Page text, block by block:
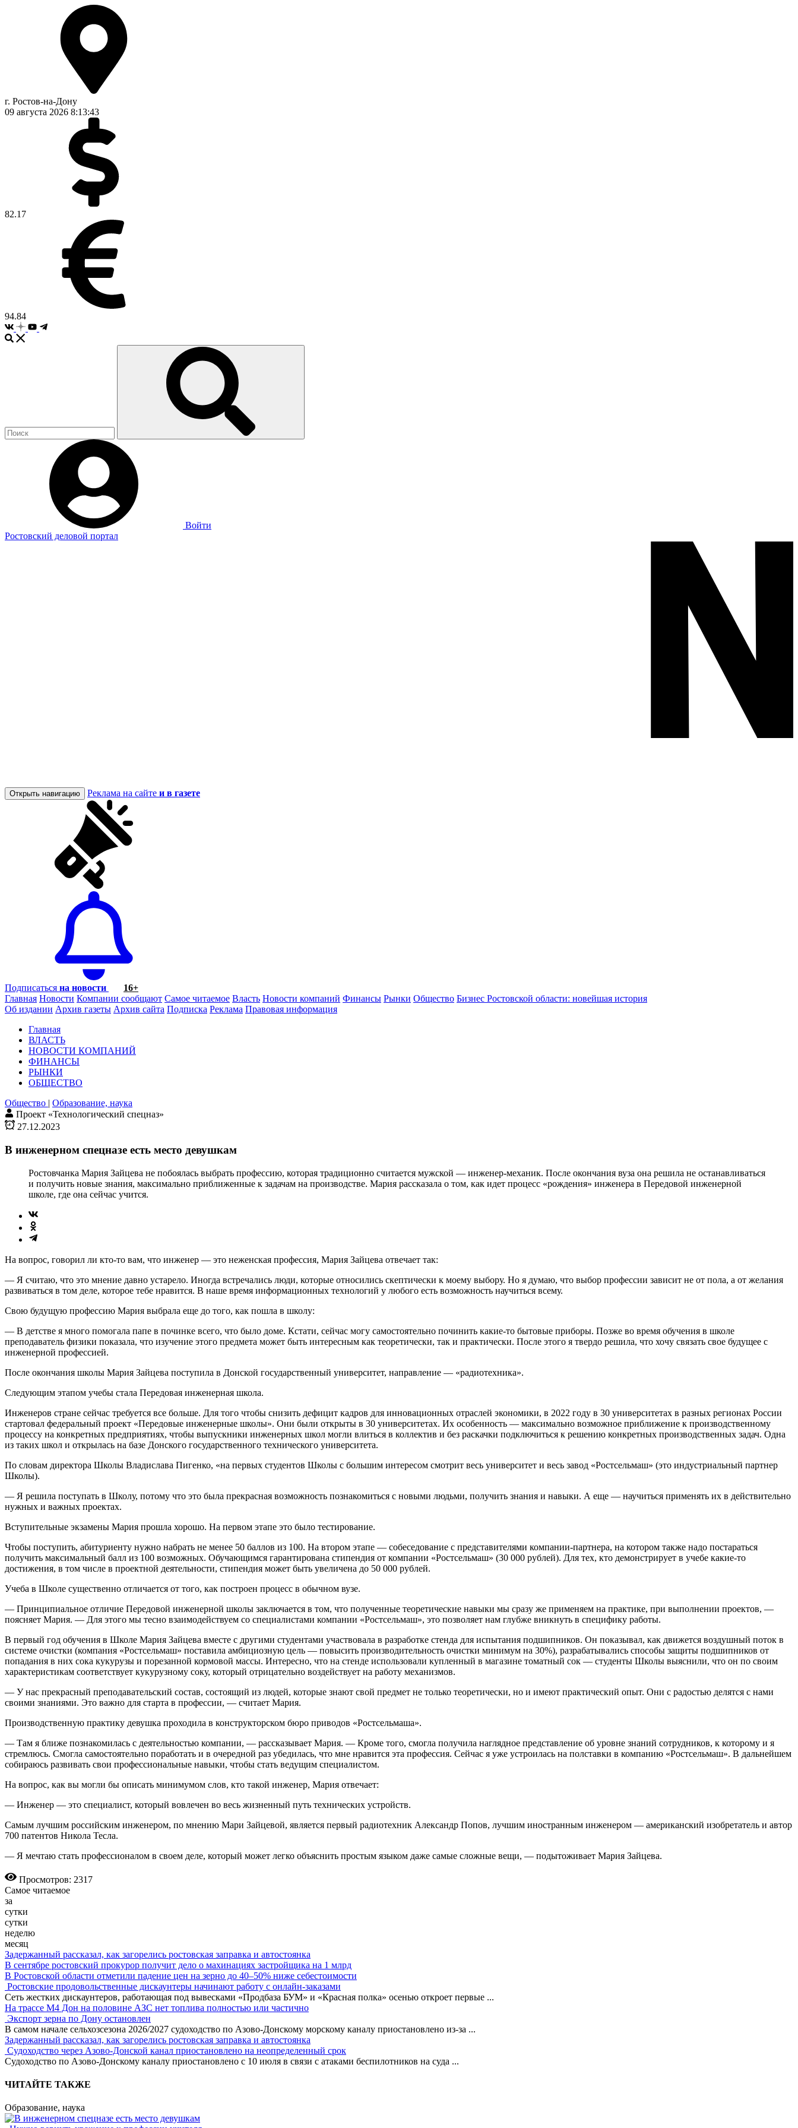
г. Ростов-на-Дону
09 августа 2026 8:13:44
82.17
94.84
Войти
Ростовский деловой портал
Открыть навигацию Реклама на сайте и в газете
Подписаться на новости
16+
Главная Новости Компании сообщают Самое читаемое Власть Новости компаний Финансы Рынки Общество Бизнес Ростовской области: новейшая история
Об издании Архив газеты Архив сайта Подписка Реклама Правовая информация
Главная
ВЛАСТЬ
НОВОСТИ КОМПАНИЙ
ФИНАНСЫ
РЫНКИ
ОБЩЕСТВО
Общество | Образование, наука
Проект «Технологический спецназ»
27.12.2023
В инженерном спецназе есть место девушкам
Ростовчанка Мария Зайцева не побоялась выбрать профессию, которая традиционно считается мужской — инженер-механик. После окончания вуза она решила не останавливаться
и получить новые знания, максимально приближенные к задачам на производстве. Мария рассказала о том, как идет процесс «рождения» инженера в Передовой инженерной
школе, где она сейчас учится.
На вопрос, говорил ли кто-то вам, что инженер — это неженская профессия, Мария Зайцева отвечает так:
— Я считаю, что это мнение давно устарело. Иногда встречались люди, которые относились скептически к моему выбору. Но я думаю, что выбор профессии зависит не от пола, а от желания
развиваться в том деле, которое тебе нравится. В наше время информационных технологий у любого есть возможность научиться всему.
Свою будущую профессию Мария выбрала еще до того, как пошла в школу:
— В детстве я много помогала папе в починке всего, что было доме. Кстати, сейчас могу самостоятельно починить какие-то бытовые приборы. Позже во время обучения в школе
преподаватель физики показала, что изучение этого предмета может быть интересным как теоретически, так и практически. После этого я твердо решила, что хочу связать свое будущее с
инженерной профессией.
После окончания школы Мария Зайцева поступила в Донской государственный университет, направление — «радиотехника».
Следующим этапом учебы стала Передовая инженерная школа.
Инженеров стране сейчас требуется все больше. Для того чтобы снизить дефицит кадров для инновационных отраслей экономики, в 2022 году в 30 университетах в разных регионах России
стартовал федеральный проект «Передовые инженерные школы». Они были открыты в 30 университетах. Их особенность — максимально возможное приближение к производственному
процессу на конкретных предприятиях, чтобы выпускники инженерных школ могли влиться в коллектив и без раскачки подключиться к решению конкретных производственных задач. Одна
из таких школ и открылась на базе Донского государственного технического университета.
По словам директора Школы Владислава Пигенко, «на первых студентов Школы с большим интересом смотрит весь университет и весь завод «Ростсельмаш» (это индустриальный партнер
Школы).
— Я решила поступать в Школу, потому что это была прекрасная возможность познакомиться с новыми людьми, получить знания и навыки. А еще — научиться применять их в действительно
нужных и важных проектах.
Вступительные экзамены Мария прошла хорошо. На первом этапе это было тестирование.
Чтобы поступить, абитуриенту нужно набрать не менее 50 баллов из 100. На втором этапе — собеседование с представителями компании-партнера, на котором также надо постараться
получить максимальный балл из 100 возможных. Обучающимся гарантирована стипендия от компании «Ростсельмаш» (30 000 рублей). Для тех, кто демонстрирует в учебе какие-то
достижения, в том числе в проектной деятельности, стипендия может быть увеличена до 50 000 рублей.
Учеба в Школе существенно отличается от того, как построен процесс в обычном вузе.
— Принципиальное отличие Передовой инженерной школы заключается в том, что полученные теоретические навыки мы сразу же применяем на практике, при выполнении проектов, —
поясняет Мария. — Для этого мы тесно взаимодействуем со специалистами компании «Ростсельмаш», это позволяет нам глубже вникнуть в специфику работы.
В первый год обучения в Школе Мария Зайцева вместе с другими студентами участвовала в разработке стенда для испытания подшипников. Он показывал, как движется воздушный поток в
системе очистки (компания «Ростсельмаш» поставила амбициозную цель — повысить производительность очистки минимум на 30%), разрабатывались способы защиты подшипников от
попадания в них сока кукурузы и порезанной кормовой массы. Интересно, что на стенде использовали купленный в магазине томатный сок — студенты Школы выяснили, что он по своим
характеристикам соответствует кукурузному соку, который отрицательно воздействует на работу механизмов.
— У нас прекрасный преподавательский состав, состоящий из людей, которые знают свой предмет не только теоретически, но и имеют практический опыт. Они с радостью делятся с нами
своими знаниями. Это важно для старта в профессии, — считает Мария.
Производственную практику девушка проходила в конструкторском бюро приводов «Ростсельмаша».
— Там я ближе познакомилась с деятельностью компании, — рассказывает Мария. — Кроме того, смогла получила наглядное представление об уровне знаний сотрудников, к которому и я
стремлюсь. Смогла самостоятельно поработать и в очередной раз убедилась, что мне нравится эта профессия. Сейчас я уже устроилась на полставки в компанию «Ростсельмаш». В дальнейшем
собираюсь развивать свои профессиональные навыки, чтобы стать ведущим специалистом.
На вопрос, как вы могли бы описать минимумом слов, кто такой инженер, Мария отвечает:
— Инженер — это специалист, который вовлечен во весь жизненный путь технических устройств.
Самым лучшим российским инженером, по мнению Мари Зайцевой, является первый радиотехник Александр Попов, лучшим иностранным инженером — американский изобретатель и автор
700 патентов Никола Тесла.
— Я мечтаю стать профессионалом в своем деле, который может легко объяснить простым языком даже самые сложные вещи, — подытоживает Мария Зайцева.
Просмотров: 2317
Самое читаемое
за
сутки
сутки
неделю
месяц
Задержанный рассказал, как загорелись ростовская заправка и автостоянка
В сентябре ростовский прокурор получит дело о махинациях застройщика на 1 млрд
В Ростовской области отметили падение цен на зерно до 40–50% ниже себестоимости
Ростовские продовольственные дискаунтеры начинают работу с онлайн-заказами
Сеть жестких дискаунтеров, работающая под вывесками «Продбаза БУМ» и «Красная полка» осенью откроет первые ...
На трассе М4 Дон на половине АЗС нет топлива полностью или частично
Экспорт зерна по Дону остановлен
В самом начале сельхозсезона 2026/2027 судоходство по Азово-Донскому морскому каналу приостановлено из-за ...
Задержанный рассказал, как загорелись ростовская заправка и автостоянка
Судоходство через Азово-Донской канал приостановлено на неопределенный срок
Судоходство по Азово-Донскому каналу приостановлено с 10 июля в связи с атаками беспилотников на суда ...
ЧИТАЙТЕ ТАКЖЕ
Образование, наука